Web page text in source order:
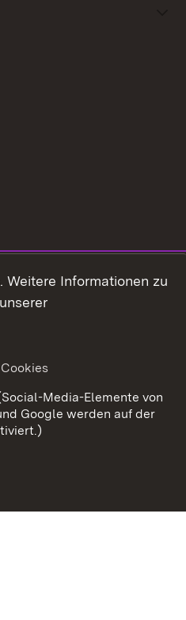
Barrierefreiheit
Cookies
Weitere Informationen zu
Media-Elemente von
Google werden auf der